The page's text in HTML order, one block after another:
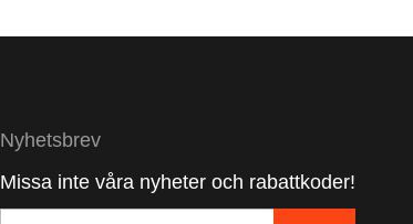
Nyhetsbrev
Missa inte våra nyheter och rabattkoder!